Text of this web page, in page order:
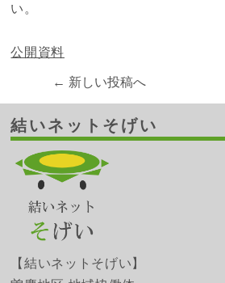
い。
公開資料
← 新しい投稿へ
結いネットそげい
【結いネットそげい】